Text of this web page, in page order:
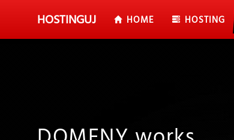
HOSTINGUJ HOME HOSTING